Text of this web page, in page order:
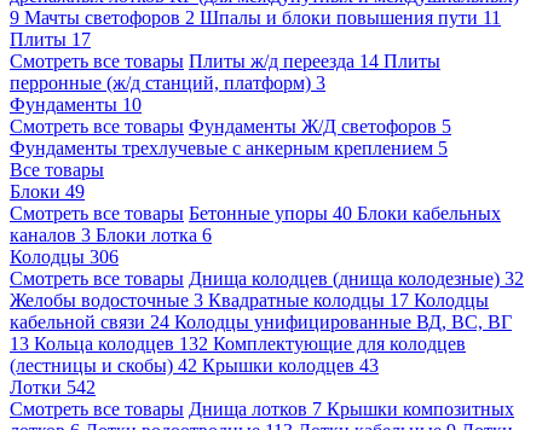
9 Мачты светофоров 2 Шпалы и блоки повышения пути 11
Плиты 17
Смотреть все товары Плиты ж/д переезда 14 Плиты
перронные (ж/д станций, платформ) 3
Фундаменты 10
Смотреть все товары Фундаменты Ж/Д светофоров 5
Фундаменты трехлучевые с анкерным креплением 5
Все товары
Блоки 49
Смотреть все товары Бетонные упоры 40 Блоки кабельных
каналов 3 Блоки лотка 6
Колодцы 306
Смотреть все товары Днища колодцев (днища колодезные) 32
Желобы водосточные 3 Квадратные колодцы 17 Колодцы
кабельной связи 24 Колодцы унифицированные ВД, ВС, ВГ
13 Кольца колодцев 132 Комплектующие для колодцев
(лестницы и скобы) 42 Крышки колодцев 43
Лотки 542
Смотреть все товары Днища лотков 7 Крышки композитных